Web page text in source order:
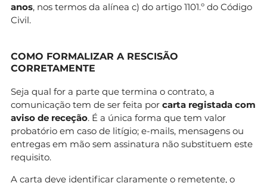
anos, nos termos da alínea c) do artigo 1101.º do Código
Civil.
COMO FORMALIZAR A RESCISÃO
CORRETAMENTE
Seja qual for a parte que termina o contrato, a
comunicação tem de ser feita por carta registada com
aviso de receção. É a única forma que tem valor
probatório em caso de litígio; e-mails, mensagens ou
entregas em mão sem assinatura não substituem este
requisito.
A carta deve identificar claramente o remetente, o